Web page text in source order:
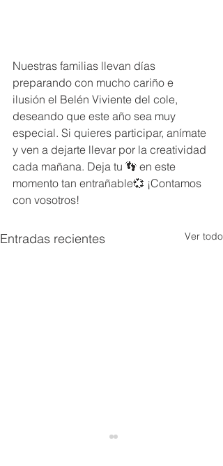
Nuestras familias llevan días
preparando con mucho cariño e
ilusión el Belén Viviente del cole,
deseando que este año sea muy
especial. Si quieres participar, anímate
y ven a dejarte llevar por la creatividad
cada mañana. Deja tu 👣 en este
momento tan entrañable💞 ¡Contamos
con vosotros!
Entradas recientes Ver todo